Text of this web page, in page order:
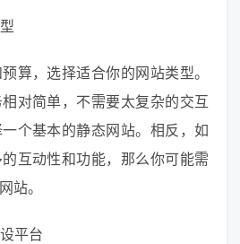
算，选择适合你的网站类型。
对简单，不需要太复杂的交互
个基本的静态网站。相反，如
互动性和功能，那么你可能需
站。
平台